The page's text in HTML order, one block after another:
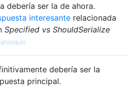
debería ser la de ahora.
interesante relacionada
Specified vs ShouldSerialize
debería ser la
principal.